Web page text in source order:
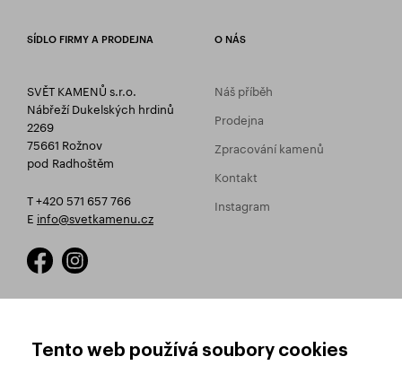
SÍDLO FIRMY A PRODEJNA
SVĚT KAMENŮ s.r.o.
Nábřeží Dukelských hrdinů
2269
75661 Rožnov
pod Radhoštěm
T +420 571 657 766
E info@svetkamenu.cz
O NÁS
Náš příběh
Prodejna
Zpracování kamenů
Kontakt
Instagram
Tento web používá soubory cookies